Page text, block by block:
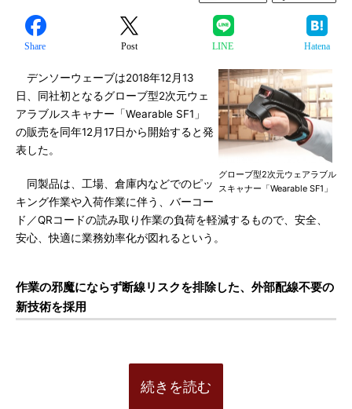
Share Post LINE Hatena
グローブ型2次元ウェアラブル
スキャナー「Wearable SF1」
デンソーウェーブは2018年12月13
日、同社初となるグローブ型2次元ウェ
アラブルスキャナー「Wearable SF1」
の販売を同年12月17日から開始すると発
表した。
同製品は、工場、倉庫内などでのピッ
キング作業や入荷作業に伴う、バーコー
ド／QRコードの読み取り作業の負荷を軽減するもので、安全、
安心、快適に業務効率化が図れるという。
作業の邪魔にならず断線リスクを排除した、外部配線不要の
新技術を採用
続きを読む